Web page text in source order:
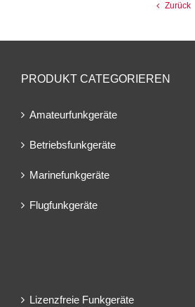
Zurück
PRODUKT CATEGORIEREN
Amateurfunkgeräte
Betriebsfunkgeräte
Marinefunkgeräte
Flugfunkgeräte
Lizenzfreie Funkgeräte